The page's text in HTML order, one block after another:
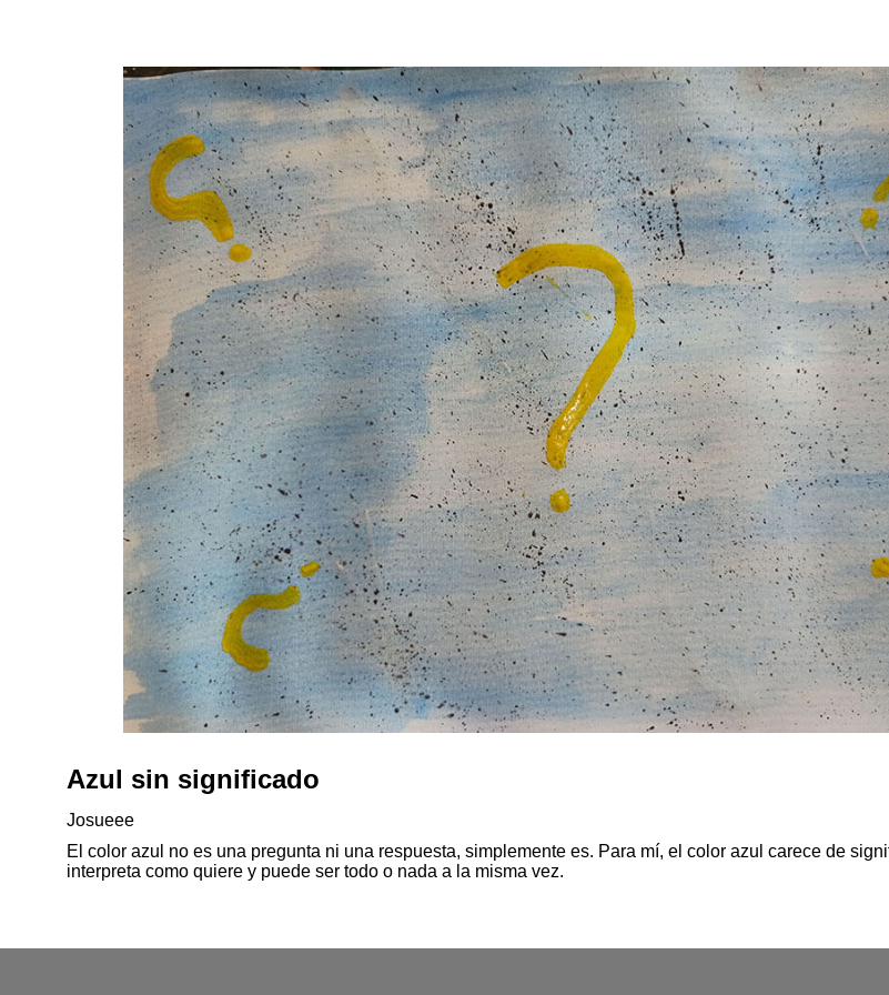
Azul sin significado
Josueee
El color azul no es una pregunta ni una respuesta, simplemente es. Para mí, el color azul carece de
interpreta como quiere y puede ser todo o nada a la misma vez.